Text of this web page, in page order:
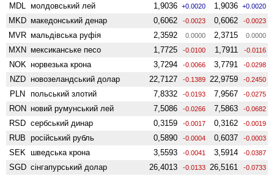
MDL молдовський лей 1,9036 +0.0020 1,9036 +0.0020
MKD македонський денар 0,6062 -0.0023 0,6062 -0.0023
MVR мальдівська руфія 2,3592 0.0000 2,3715 0.0000
MXN мексиканське песо 1,7725 -0.0100 1,7911 -0.0116
NOK норвезька крона 3,7294 -0.0066 3,7791 -0.0298
NZD ново­зеландський долар 22,7127 -0.1389 22,9759 -0.2450
PLN польський злотий 7,8332 -0.0193 7,9567 -0.0275
RON новий румунський лей 7,5086 -0.0266 7,5863 -0.0682
RSD сербський динар 0,3159 -0.0017 0,3162 -0.0019
RUB російський рубль 0,5890 -0.0004 0,6037 -0.0003
SEK шведська крона 3,5593 -0.0041 3,5914 -0.0387
SGD сінгапурський долар 26,4013 -0.0133 26,5161 -0.0733